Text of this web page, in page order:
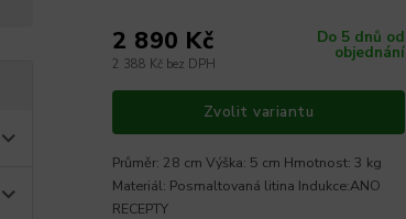
Do 5 dnů od
objednání
2 388 Kč bez DPH
2 890 Kč
Zvolit variantu
Průměr: 28 cm Výška: 5 cm Hmotnost: 3 kg
Materiál: Posmaltovaná litina Indukce:ANO
RECEPTY